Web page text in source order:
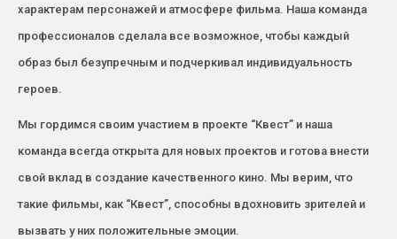
характерам персонажей и атмосфере фильма. Наша команда
профессионалов сделала все возможное, чтобы каждый
образ был безупречным и подчеркивал индивидуальность
героев.
Мы гордимся своим участием в проекте “Квест” и наша
команда всегда открыта для новых проектов и готова внести
свой вклад в создание качественного кино. Мы верим, что
такие фильмы, как “Квест”, способны вдохновить зрителей и
вызвать у них положительные эмоции.